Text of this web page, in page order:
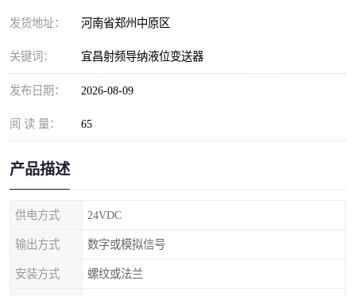
发货地址： 河南省郑州中原区
关键词： 宜昌射频导纳液位变送器
发布日期： 2026-08-09
阅 读 量： 65
产品描述
供电方式 24VDC
输出方式 数字或模拟信号
安装方式 螺纹或法兰